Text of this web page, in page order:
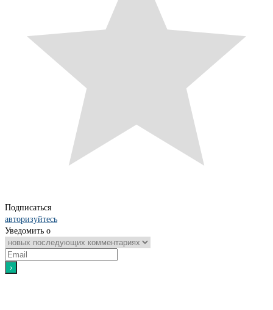
Подписаться
авторизуйтесь
Уведомить о